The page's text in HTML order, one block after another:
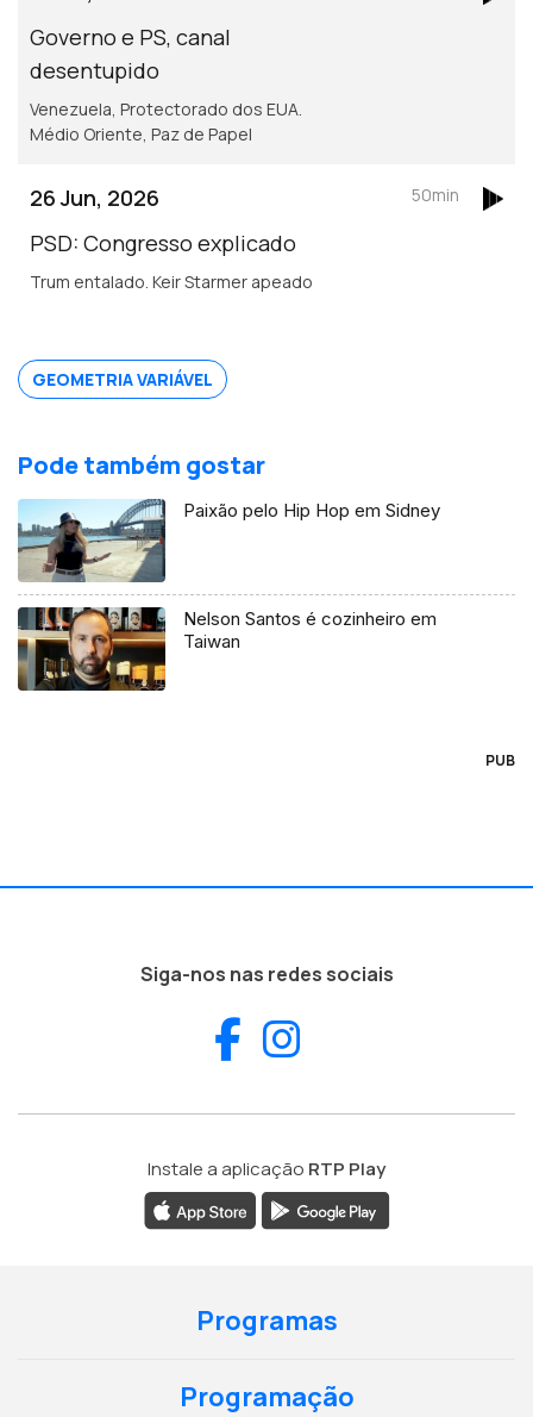
Governo e PS, canal
desentupido
Venezuela, Protectorado dos EUA.
Médio Oriente, Paz de Papel
26 Jun, 2026
PSD: Congresso explicado
Trum entalado. Keir Starmer apeado
50min
GEOMETRIA VARIÁVEL
Pode também gostar
Paixão pelo Hip Hop em Sidney
Nelson Santos é cozinheiro em
Taiwan
PUB
Siga-nos nas redes sociais
Facebook
Instale a aplicação RTP Play
Programas
Programação